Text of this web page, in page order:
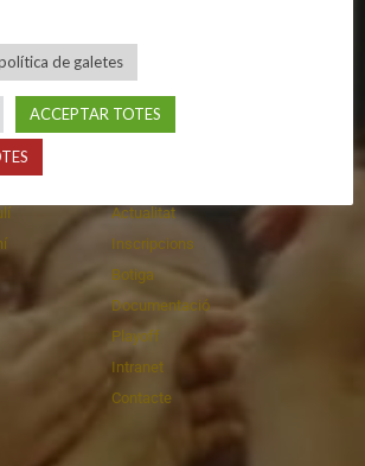
Patrocinadors
Actualitat
Inscripcions
Botiga
Documentació
Playoff
Intranet
Contacte
de galetes
ACCEPTAR TOTES